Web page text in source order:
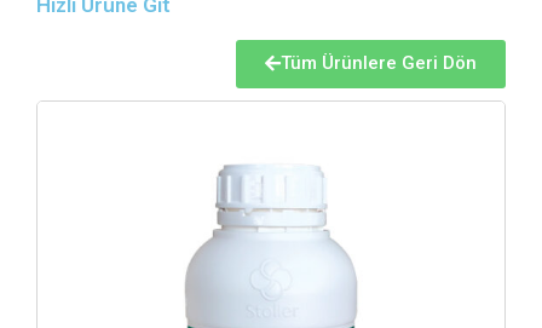
Hızlı Ürüne Git
Tüm Ürünlere Geri Dön